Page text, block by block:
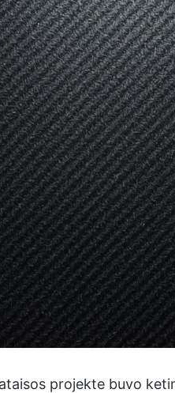
projekte buvo